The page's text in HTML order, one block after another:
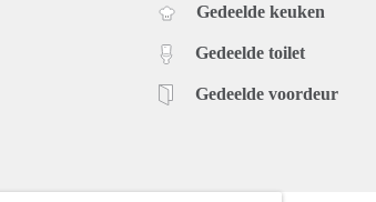
Gedeelde keuken
Gedeelde toilet
Gedeelde voordeur